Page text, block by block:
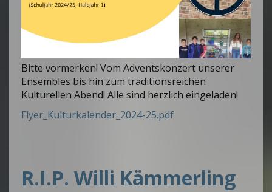
Bitte vormerken! Vom Adventskonzert unserer
Ensembles bis hin zum traditionsreichen
Kulturellen Abend! Alle sind herzlich eingeladen!
Flyer_Kulturkalender_2024-25.pdf
R.I.P. Willi Kämmerling